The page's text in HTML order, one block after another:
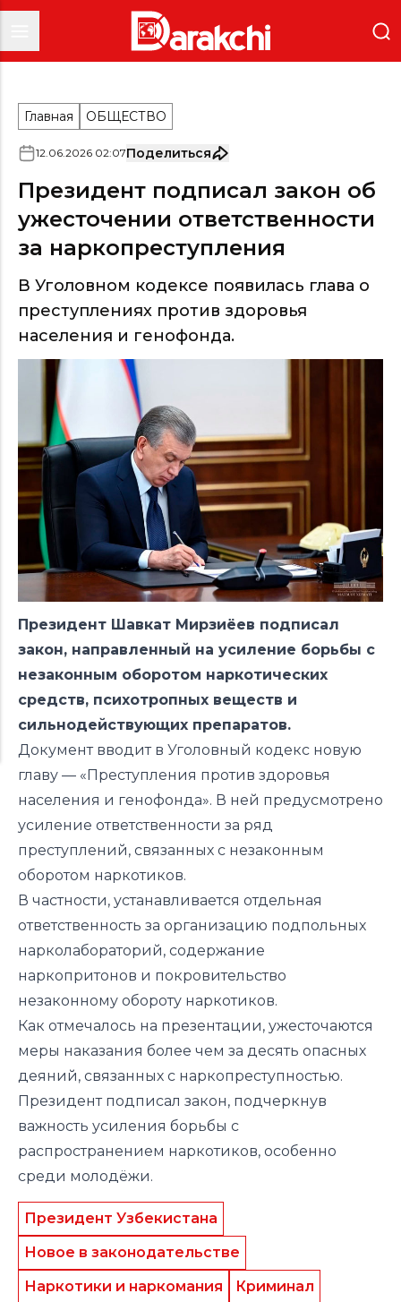
Главная ОБЩЕСТВО
12.06.2026 02:07Поделиться
Президент подписал закон об
ужесточении ответственности
за наркопреступления
В Уголовном кодексе появилась глава о
преступлениях против здоровья
населения и генофонда.
Президент Шавкат Мирзиёев подписал
закон, направленный на усиление борьбы с
незаконным оборотом наркотических
средств, психотропных веществ и
сильнодействующих препаратов.
Документ вводит в Уголовный кодекс новую
главу — «Преступления против здоровья
населения и генофонда». В ней предусмотрено
усиление ответственности за ряд
преступлений, связанных с незаконным
оборотом наркотиков.
В частности, устанавливается отдельная
ответственность за организацию подпольных
нарколабораторий, содержание
наркопритонов и покровительство
незаконному обороту наркотиков.
Как отмечалось на презентации, ужесточаются
меры наказания более чем за десять опасных
деяний, связанных с наркопреступностью.
Президент подписал закон, подчеркнув
важность усиления борьбы с
распространением наркотиков, особенно
среди молодёжи.
Президент Узбекистана
Новое в законодательстве
Наркотики и наркомания
Криминал